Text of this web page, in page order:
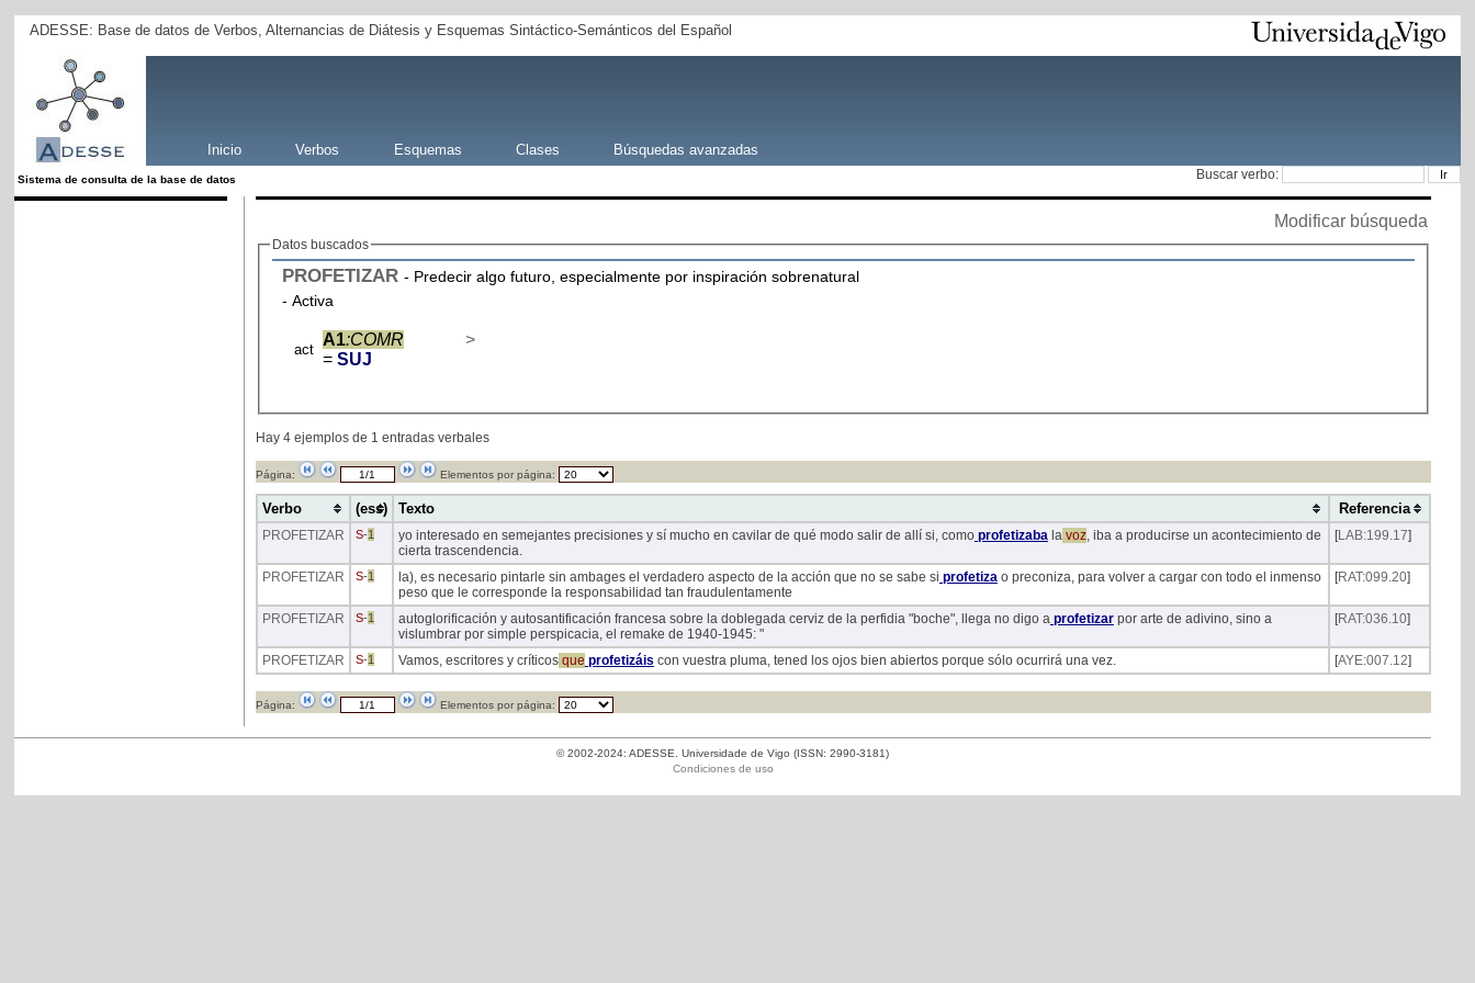
ADESSE: Base de datos de Verbos, Alternancias de Diátesis y Esquemas Sintáctico-Semánticos del Español
Inicio Verbos Esquemas Clases Búsquedas avanzadas
Sistema de consulta de la base de datos Buscar verbo:
Modificar búsqueda
Datos buscados
PROFETIZAR - Predecir algo futuro, especialmente por inspiración sobrenatural
- Activa
act
A1:COMR
= SUJ
>
Hay 4 ejemplos de 1 entradas verbales
Página: Elementos por página:
Verbo (ess) Texto Referencia
PROFETIZAR S-1 yo interesado en semejantes precisiones y sí mucho en cavilar de qué modo salir de allí si, comoprofetizabalavoz, iba a producirse un acontecimiento de
cierta trascendencia.
[LAB:199.17]
PROFETIZAR S-1 la), es necesario pintarle sin ambages el verdadero aspecto de la acción que no se sabe si profetizao preconiza, para volver a cargar con todo el inmenso
peso que le corresponde la responsabilidad tan fraudulentamente
[RAT:099.20]
PROFETIZAR S-1 autoglorificación y autosantificación francesa sobre la doblegada cerviz de la perfidia "boche", llega no digo aprofetizarpor arte de adivino, sino a
vislumbrar por simple perspicacia, el remake de 1940-1945: "
[RAT:036.10]
PROFETIZAR S-1 Vamos, escritores y críticosque profetizáis con vuestra pluma, tened los ojos bien abiertos porque sólo ocurrirá una vez. [AYE:007.12]
Página: Elementos por página:
© 2002-2024: ADESSE. Universidade de Vigo (ISSN: 2990-3181)
Condiciones de uso